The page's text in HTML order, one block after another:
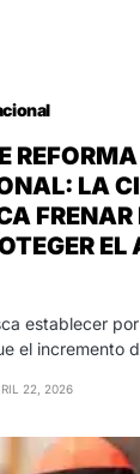
REFORMA
LA
FRENAR
EL
establecer
el incremento
22, 2026